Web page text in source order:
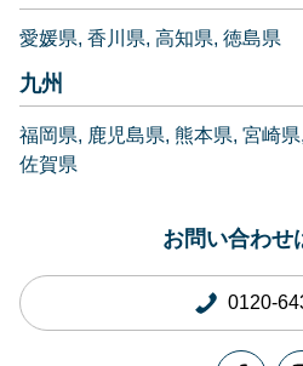
愛媛県 香川県 高知県 徳島県
九州
福岡県 鹿児島県 熊本県 宮崎県
佐賀県
お問い合わせ
0120-